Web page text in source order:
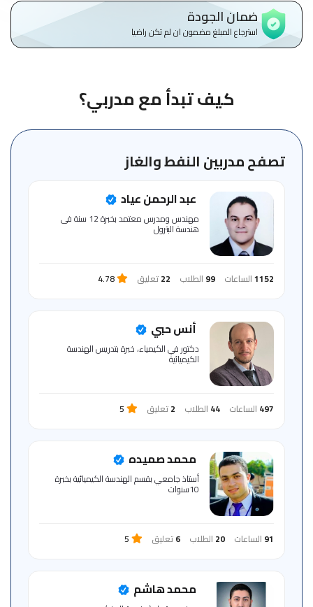
الشروط
والأحكام
الأساسية
للمنصة
الإرشادي
ضمان الجودة
استرجاع المبلغ مضمون ان لم تكن راضيا
كيف تبدأ مع مدربي؟
تصفح مدربين النفط والغاز
عبد الرحمن عياد
مهندس ومدرس معتمد بخبرة 12 سنة فى
هندسة البترول
1152الساعات 99 الطلاب 22تعليق 4.78
أنس حبي
دكتور في الكيمياء، خبرة بتدريس الهندسة
الكيميائية
497 الساعات 44 الطلاب 2تعليق 5
محمد صميده
أستاذ جامعي بقسم الهندسة الكيميائية بخبرة
10سنوات
91 الساعات 20 الطلاب 6تعليق 5
محمد هاشم